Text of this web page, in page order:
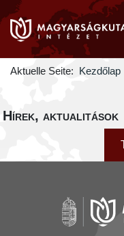
Aktuelle Seite: Kezdőlap
Hírek, aktualitások